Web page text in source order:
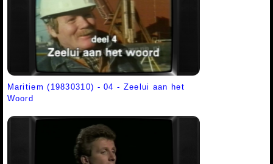
Maritiem (19830310) - 04 - Zeelui aan het
Woord